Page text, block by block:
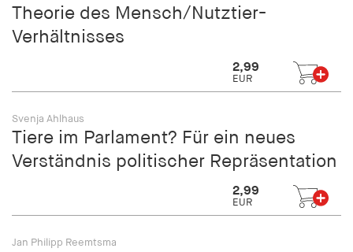
Theorie des Mensch/Nutztier-
Verhältnisses
2,99
EUR
Svenja Ahlhaus
Tiere im Parlament? Für ein neues
Verständnis politischer Repräsentation
2,99
EUR
Jan Philipp Reemtsma